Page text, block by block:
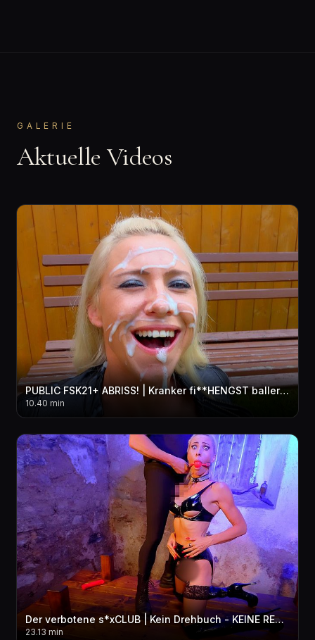
GALERIE
Aktuelle Videos
PUBLIC FSK21+ ABRISS! | Kranker fi**HENGST ballert Lederschlampe AO 3LOCH weg | FACIAL+NS!
10.40 min
Der verbotene s*xCLUB | Kein Drehbuch - KEINE REGELN! Komplett BENUTZT + ZERLEGT! MMF 3LOCH
23.13 min